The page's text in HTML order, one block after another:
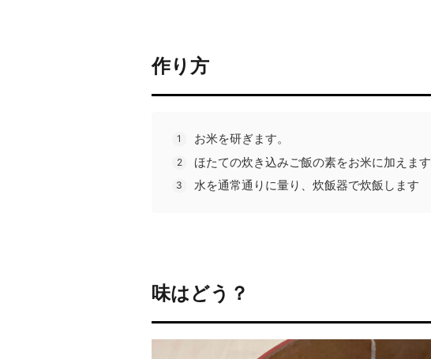
作り方
お米を研ぎます。
ほたての炊き込みご飯の素をお米に加えます
水を通常通りに量り、炊飯器で炊飯します
味はどう？